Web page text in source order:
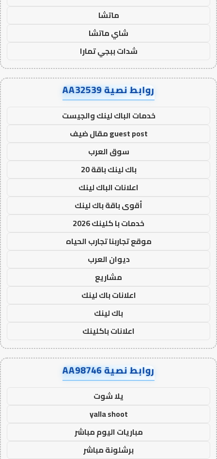
ماتشا
شاي ماتشا
شدات ببجي تمارا
روابط نصية AA32539
خدمات الباك لينك والجيست
guest post مقال ضيف
سوق العرب
باك لينك باقة 20
اعلانات الباك لينك
أقوى باقة باك لينك
خدمات با كلينك 2026
موقع تجاربنا تجارب الحياه
ديوان العرب
مشاريع
اعلانات باك لينك
باك لينك
اعلانات باكلينك
روابط نصية AA98746
يلا شوت
yalla shoot
مباريات اليوم مباشر
برشلونة مباشر